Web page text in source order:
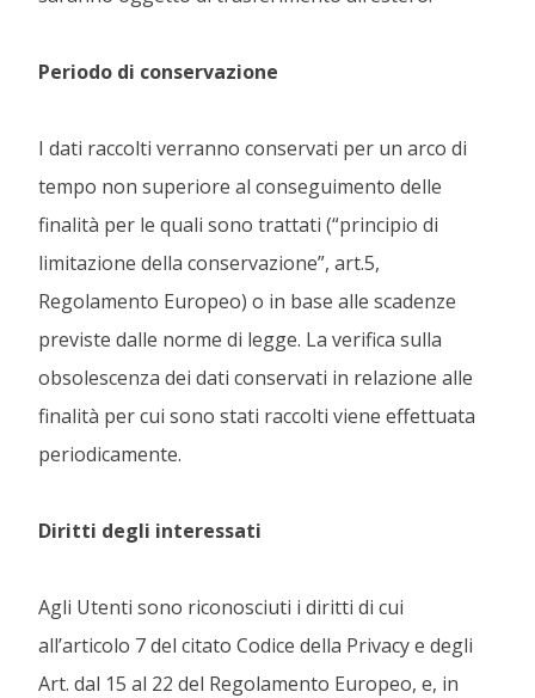
Periodo di conservazione
I dati raccolti verranno conservati per un arco di
tempo non superiore al conseguimento delle
finalità per le quali sono trattati (“principio di
limitazione della conservazione”, art.5,
Regolamento Europeo) o in base alle scadenze
previste dalle norme di legge. La verifica sulla
obsolescenza dei dati conservati in relazione alle
finalità per cui sono stati raccolti viene effettuata
periodicamente.
Diritti degli interessati
Agli Utenti sono riconosciuti i diritti di cui
all’articolo 7 del citato Codice della Privacy e degli
Art. dal 15 al 22 del Regolamento Europeo, e, in